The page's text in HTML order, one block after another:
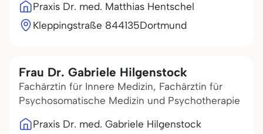
Praxis Dr. med. Matthias Hentschel
Kleppingstraße 844135Dortmund
Frau Dr. Gabriele Hilgenstock
Fachärztin für Innere Medizin, Fachärztin für
Psychosomatische Medizin und Psychotherapie
Praxis Dr. med. Gabriele Hilgenstock